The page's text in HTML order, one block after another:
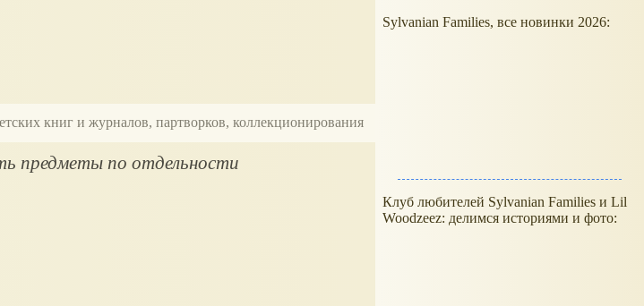
книг и журналов, партворков, коллекционирования
предметы по отдельности
Sylvanian Families, все новинки 2026:
Клуб любителей Sylvanian Families и Lil
Woodzeez: делимся историями и фото: